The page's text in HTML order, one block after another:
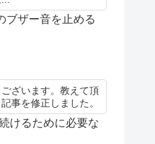
ブザー音を止める
ざいます。教えて頂
事を修正しました。
けるために必要な